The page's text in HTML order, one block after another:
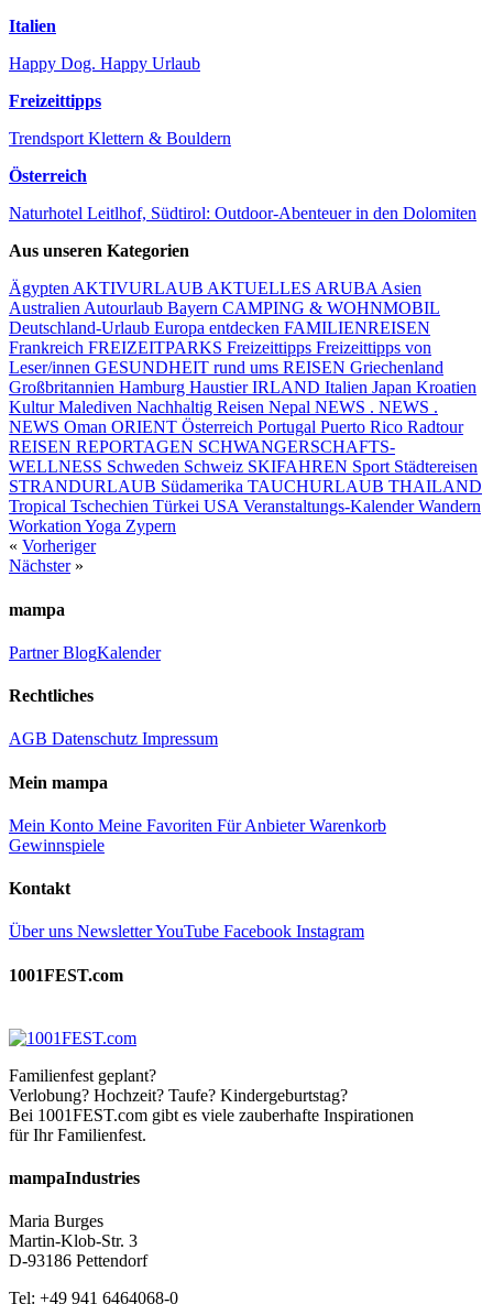
Italien
Happy Dog. Happy Urlaub
Freizeittipps
Trendsport Klettern & Bouldern
Österreich
Naturhotel Leitlhof, Südtirol: Outdoor-Abenteuer in den Dolomiten
Aus unseren Kategorien
Ägypten AKTIVURLAUB AKTUELLES ARUBA Asien
Australien Autourlaub Bayern CAMPING & WOHNMOBIL
Deutschland-Urlaub Europa entdecken FAMILIENREISEN
Frankreich FREIZEITPARKS Freizeittipps Freizeittipps von
Leser/innen GESUNDHEIT rund ums REISEN Griechenland
Großbritannien Hamburg HaustierIRLAND Italien Japan Kroatien
KulturMalediven Nachhaltig Reisen Nepal NEWS . NEWS .
NEWS Oman ORIENT Österreich Portugal Puerto Rico Radtour
REISEN REPORTAGEN SCHWANGERSCHAFTS-
WELLNESS Schweden Schweiz SKIFAHREN Sport Städtereisen
STRANDURLAUB Südamerika TAUCHURLAUB THAILAND
Tropical Tschechien Türkei USA Veranstaltungs-KalenderWandern
Workation Yoga Zypern
« Vorheriger
Nächster»
mampa
PartnerBlogKalender
Rechtliches
AGB Datenschutz Impressum
Mein mampa
Mein Konto Meine Favoriten Für AnbieterWarenkorb
Gewinnspiele
Kontakt
Über uns NewsletterYouTube Facebook Instagram
1001FEST.com
Familienfest geplant?
Verlobung? Hochzeit? Taufe? Kindergeburtstag?
Bei 1001FEST.com gibt es viele zauberhafte Inspirationen
für Ihr Familienfest.
mampaIndustries
Maria Burges
Martin-Klob-Str. 3
D-93186 Pettendorf
Tel: +49 941 6464068-0